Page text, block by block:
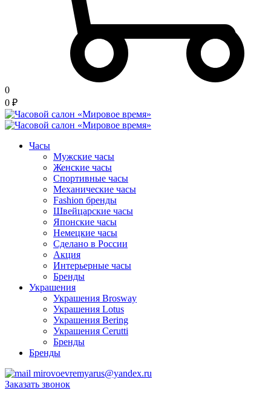
0
0 ₽
Часы
Мужские часы
Женские часы
Спортивные часы
Механические часы
Fashion бренды
Швейцарские часы
Японские часы
Немецкие часы
Сделано в России
Акция
Интерьерные часы
Бренды
Украшения
Украшения Brosway
Украшения Lotus
Украшения Bering
Украшения Cerutti
Бренды
Бренды
mirovoevremyarus@yandex.ru
Заказать звонок